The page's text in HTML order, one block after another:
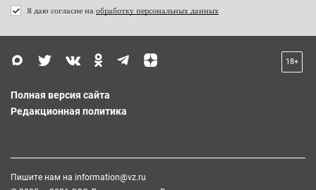
Я даю согласие на обработку персональных данных
18+
Полная версия сайта
Редакционная политика
Пишите нам на information@vz.ru